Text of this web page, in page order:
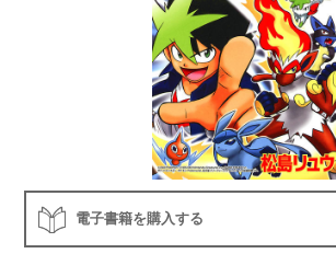
電子書籍を購入する